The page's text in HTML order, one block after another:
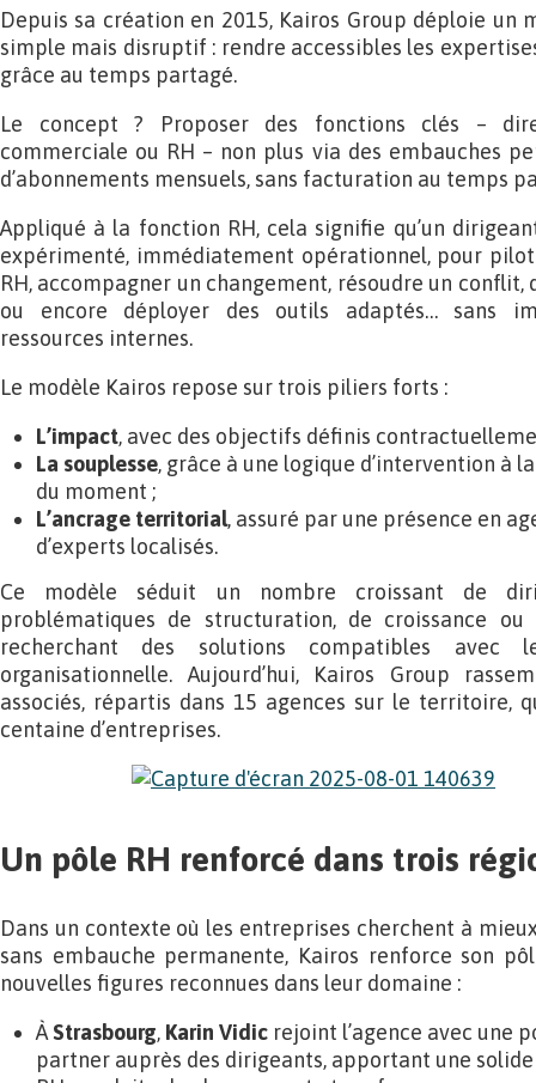
Depuis sa création en 2015, Kairos Group déploie un
simple mais disruptif : rendre accessibles les
grâce au temps partagé.
Le concept ? Proposer des fonctions clés –
commerciale ou RH – non plus via des embauches
d’abonnements mensuels, sans facturation au temps
Appliqué à la fonction RH, cela signifie qu’un
expérimenté, immédiatement opérationnel, pour
RH, accompagner un changement, résoudre un
ou encore déployer des outils adaptés… sans
ressources internes.
Le modèle Kairos repose sur trois piliers forts :
L’impact, avec des objectifs définis
La souplesse, grâce à une logique d’intervention à
du moment ;
L’ancrage territorial, assuré par une présence en
d’experts localisés.
Ce modèle séduit un nombre croissant de
problématiques de structuration, de croissance
recherchant des solutions compatibles
organisationnelle. Aujourd’hui, Kairos Group
associés, répartis dans 15 agences sur le territoire,
centaine d’entreprises.
Un pôle RH renforcé dans trois
Dans un contexte où les entreprises cherchent à
sans embauche permanente, Kairos renforce son
nouvelles figures reconnues dans leur domaine :
À Strasbourg, Karin Vidic rejoint l’agence avec une
partner auprès des dirigeants, apportant une